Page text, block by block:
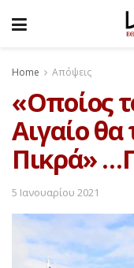
Home Απόψεις
«Οποίος
Αιγαίο θα
Πικρά»
5 Ιανουαρίου 2021